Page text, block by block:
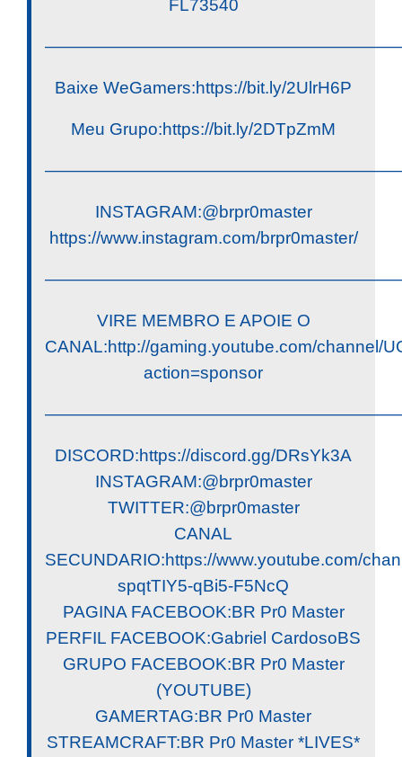
FL73540
Baixe WeGamers:https://bit.ly/2UlrH6P
Meu Grupo:https://bit.ly/2DTpZmM
INSTAGRAM:@brpr0master
https://www.instagram.com/brpr0master/
VIRE MEMBRO E APOIE O
CANAL:http://gaming.youtube.com/channel/
action=sponsor
DISCORD:https://discord.gg/DRsYk3A
INSTAGRAM:@brpr0master
TWITTER:@brpr0master
CANAL
SECUNDARIO:https://www.youtube.com/
spqtTIY5-qBi5-F5NcQ
PAGINA FACEBOOK:BR Pr0 Master
PERFIL FACEBOOK:Gabriel CardosoBS
GRUPO FACEBOOK:BR Pr0 Master
(YOUTUBE)
GAMERTAG:BR Pr0 Master
STREAMCRAFT:BR Pr0 Master *LIVES*